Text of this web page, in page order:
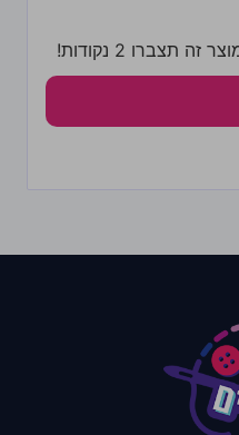
תצברו 2 נקודות!